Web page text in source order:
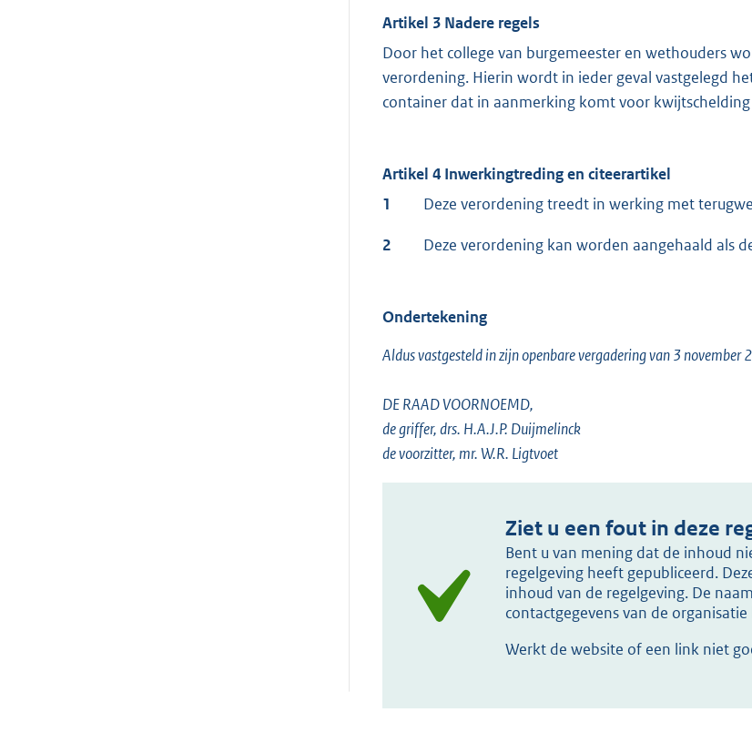
Artikel 3 Nadere regels
Door het college van burgemeester en wethouders
verordening. Hierin wordt in ieder geval vastgelegd
container dat in aanmerking komt voor
Artikel 4 Inwerkingtreding en citeerartikel
1
Deze verordening treedt in werking met
2 Deze verordening kan worden aangehaald als
Ondertekening
Aldus vastgesteld in zijn openbare vergadering van 3 november
DE RAAD VOORNOEMD,
de griffer, drs. H.A.J.P. Duijmelinck
de voorzitter, mr. W.R. Ligtvoet
Ziet u een fout in deze
Bent u van mening dat de inhoud
regelgeving heeft gepubliceerd.
inhoud van de regelgeving. De
contactgegevens van de
Werkt de website of een link niet